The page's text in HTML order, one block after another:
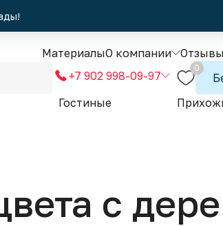
МатериалыО компании Отзывы
+7 902 998-09-97
0
Гостиные
с